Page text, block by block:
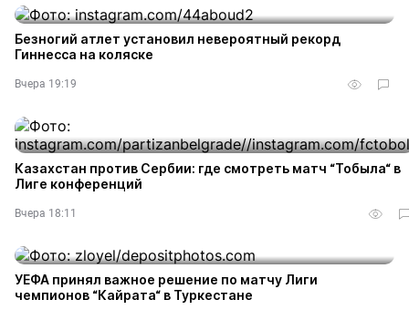
Безногий атлет установил невероятный рекорд
Гиннесса на коляске
Вчера 19:19
Казахстан против Сербии: где смотреть матч “Тобыла“ в
Лиге конференций
Вчера 18:11
УЕФА принял важное решение по матчу Лиги
чемпионов “Кайрата“ в Туркестане